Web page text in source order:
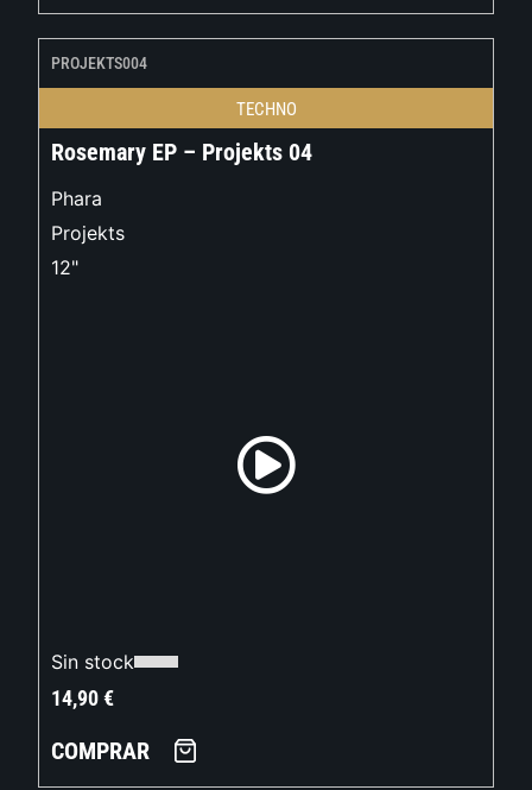
PROJEKTS004
TECHNO
Rosemary EP – Projekts 04
Phara
Projekts
12"
Sin stock
14,90€
COMPRAR